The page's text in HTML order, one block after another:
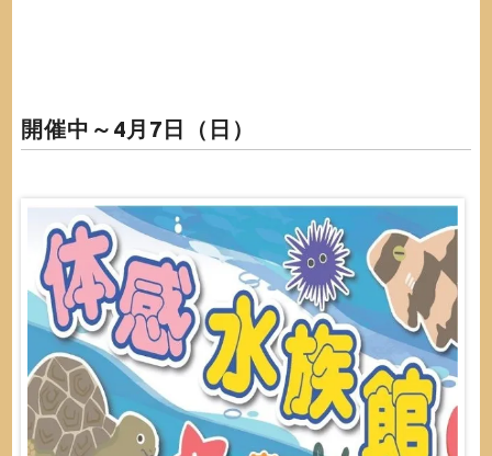
開催中～4月7日（日）